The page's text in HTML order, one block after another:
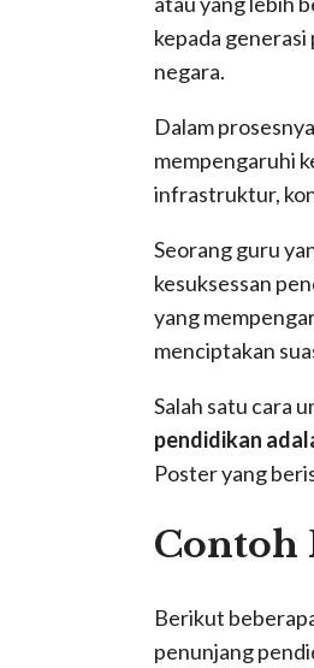
kepada
negara.
Dalam
mempengaruhi
infrastruktur,
Seorang guru
kesuksessan
yang
menciptakan
Salah satu cara
pendidikan
Poster yang
Contoh
Berikut
penunjang